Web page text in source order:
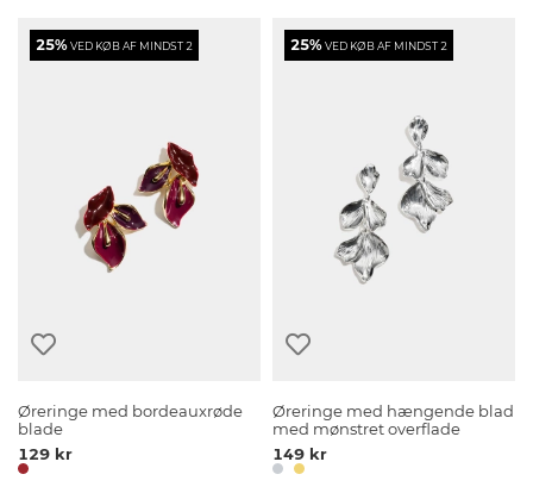
25%VED KØB AF MINDST 2
Øreringe med bordeauxrøde
blade
129 kr
25%VED KØB AF MINDST 2
Øreringe med hængende blad
med mønstret overflade
149 kr